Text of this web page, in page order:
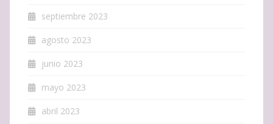
septiembre 2023
agosto 2023
junio 2023
mayo 2023
abril 2023